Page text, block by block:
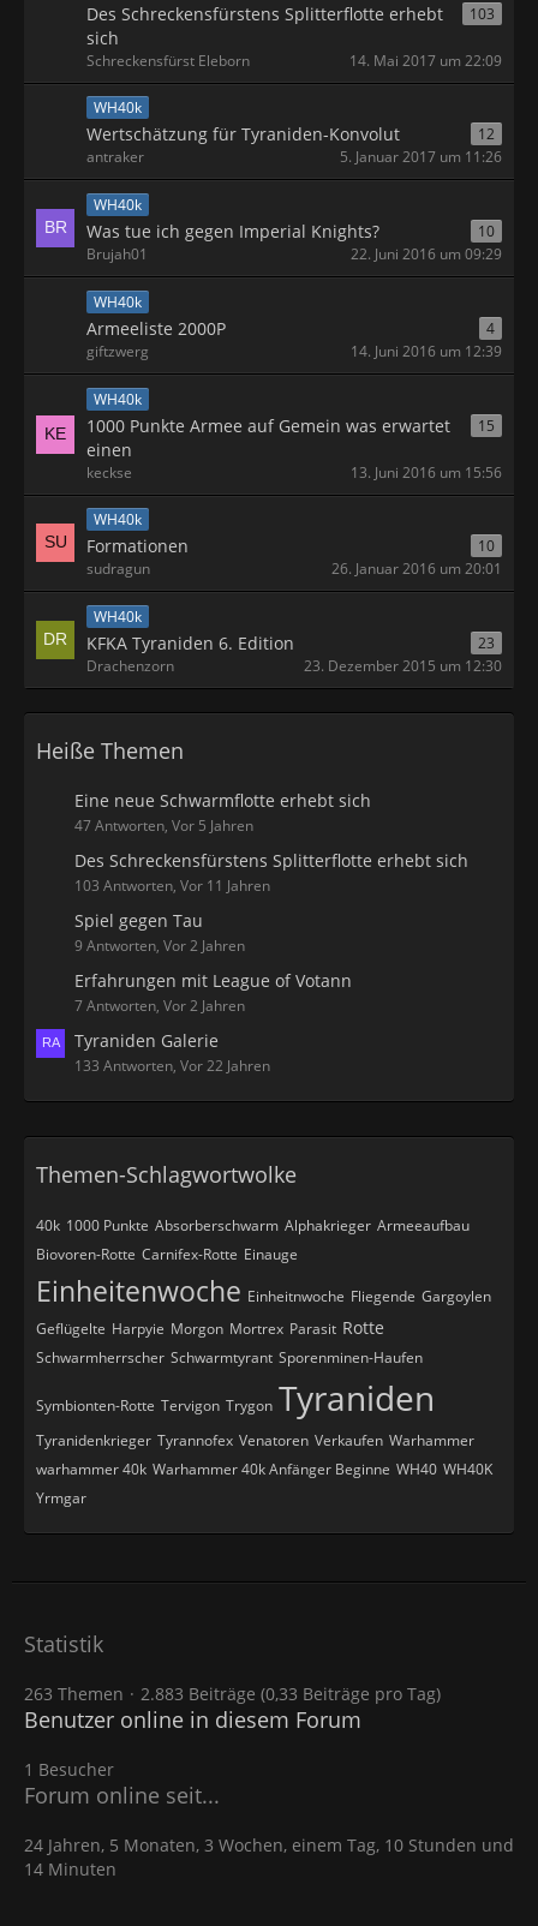
Des Schreckensfürstens Splitterflotte erhebt
sich
103
Schreckensfürst Eleborn 14. Mai 2017 um 22:09
WH40k
Wertschätzung für Tyraniden-Konvolut
12
antraker
5. Januar 2017 um 11:26
WH40k
Was tue ich gegen Imperial Knights?
10
Brujah01
22. Juni 2016 um 09:29
WH40k
Armeeliste 2000P
4
giftzwerg
14. Juni 2016 um 12:39
WH40k
1000 Punkte Armee auf Gemein was erwartet
einen
15
keckse 13. Juni 2016 um 15:56
WH40k
Formationen
10
sudragun
26. Januar 2016 um 20:01
WH40k
KFKA Tyraniden 6. Edition
23
Drachenzorn
23. Dezember 2015 um 12:30
Heiße Themen
Eine neue Schwarmflotte erhebt sich
47 Antworten, Vor 5 Jahren
Des Schreckensfürstens Splitterflotte erhebt sich
103 Antworten, Vor 11 Jahren
Spiel gegen Tau
9 Antworten, Vor 2 Jahren
Erfahrungen mit League of Votann
7 Antworten, Vor 2 Jahren
Tyraniden Galerie
133 Antworten, Vor 22 Jahren
Themen-Schlagwortwolke
40k 1000 Punkte Absorberschwarm Alphakrieger Armeeaufbau
Biovoren-Rotte Carnifex-Rotte Einauge
Einheitenwoche Einheitnwoche Fliegende Gargoylen
Geflügelte Harpyie Morgon Mortrex Parasit Rotte
Schwarmherrscher Schwarmtyrant Sporenminen-Haufen
Symbionten-Rotte Tervigon Trygon Tyraniden
Tyranidenkrieger Tyrannofex Venatoren Verkaufen Warhammer
warhammer 40k Warhammer 40k Anfänger Beginne WH40 WH40K
Yrmgar
Statistik
263 Themen 2.883 Beiträge (0,33 Beiträge pro Tag)
Benutzer online in diesem Forum
1 Besucher
Forum online seit...
24 Jahren, 5 Monaten, 3 Wochen, einem Tag, 10 Stunden und
14 Minuten